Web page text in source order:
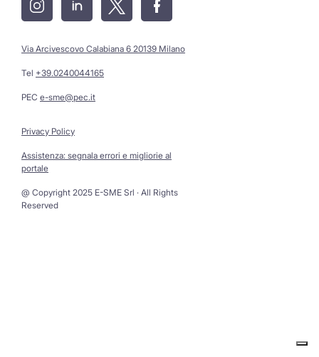
Via Arcivescovo Calabiana 6 20139 Milano
Tel +39.0240044165
PEC e-sme@pec.it
Privacy Policy
Assistenza: segnala errori e migliorie al
portale
@ Copyright 2025 E-SME Srl · All Rights
Reserved